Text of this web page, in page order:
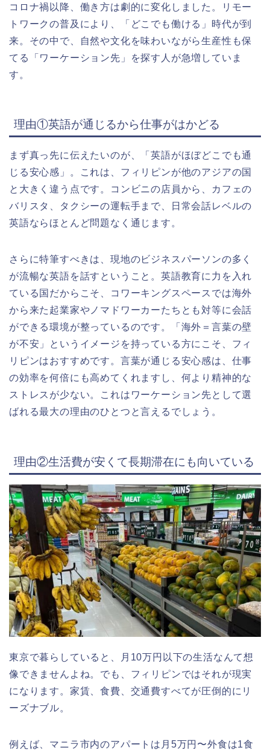
コロナ禍以降、働き方は劇的に変化しました。リモー
トワークの普及により、「どこでも働ける」時代が到
来。その中で、自然や文化を味わいながら生産性も保
てる「ワーケーション先」を探す人が急増していま
す。
理由①英語が通じるから仕事がはかどる
まず真っ先に伝えたいのが、「英語がほぼどこでも通
じる安心感」。これは、フィリピンが他のアジアの国
と大きく違う点です。コンビニの店員から、カフェの
バリスタ、タクシーの運転手まで、日常会話レベルの
英語ならほとんど問題なく通じます。
さらに特筆すべきは、現地のビジネスパーソンの多く
が流暢な英語を話すということ。英語教育に力を入れ
ている国だからこそ、コワーキングスペースでは海外
から来た起業家やノマドワーカーたちとも対等に会話
ができる環境が整っているのです。「海外＝言葉の壁
が不安」というイメージを持っている方にこそ、フィ
リピンはおすすめです。言葉が通じる安心感は、仕事
の効率を何倍にも高めてくれますし、何より精神的な
ストレスが少ない。これはワーケーション先として選
ばれる最大の理由のひとつと言えるでしょう。
理由②生活費が安くて長期滞在にも向いている
東京で暮らしていると、月10万円以下の生活なんて想
像できませんよね。でも、フィリピンではそれが現実
になります。家賃、食費、交通費すべてが圧倒的にリ
ーズナブル。
例えば、マニラ市内のアパートは月5万円〜外食は1食